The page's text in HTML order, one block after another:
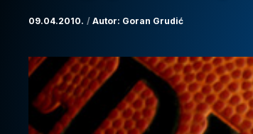
09.04.2010. Autor: Goran Grudić